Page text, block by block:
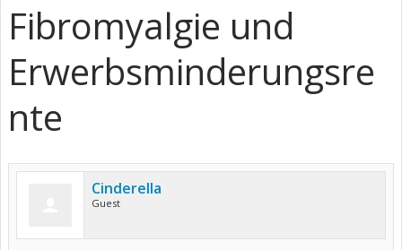
Fibromyalgie und
Erwerbsminderungsre
nte
Cinderella
Guest